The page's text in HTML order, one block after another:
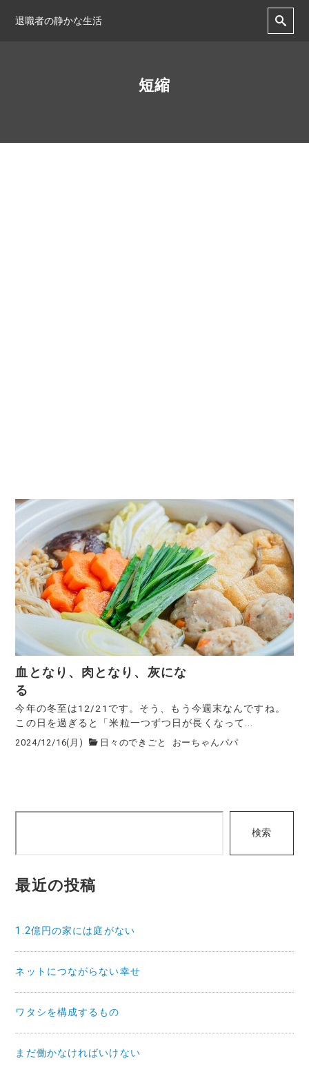
退職者の静かな生活
短縮
血となり、肉となり、灰にな
る
今年の冬至は12/21です。そう、もう今週末なんですね。
この日を過ぎると「米粒一つずつ日が長くなって...
2024/12/16(月) 日々のできごと おーちゃんパパ
検索
最近の投稿
1.2億円の家には庭がない
ネットにつながらない幸せ
ワタシを構成するもの
まだ働かなければいけない